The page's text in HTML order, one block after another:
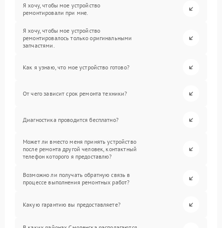
Я хочу, чтобы мое устройство
ремонтировали при мне.
Я хочу, чтобы мое устройство
ремонтировалось только оригинальными
запчастями.
Как я узнаю, что мое устройство готово?
От чего зависит срок ремонта техники?
Диагностика проводится бесплатно?
Может ли вместо меня принять устройство
после ремонта другой человек, контактный
телефон которого я предоставлю?
Возможно ли получать обратную связь в
процессе выполнения ремонтных работ?
Какую гарантию вы предоставляете?